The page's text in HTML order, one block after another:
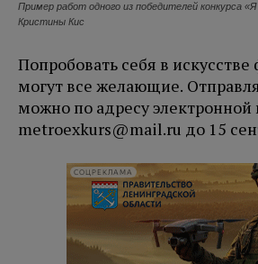
Пример работ одного из победителей конкурса
Кристины Кис
Попробовать себя в
могут все желающие.
можно по адресу электронной
metroexkurs@mail.ru до 15
СОЦРЕКЛАМА